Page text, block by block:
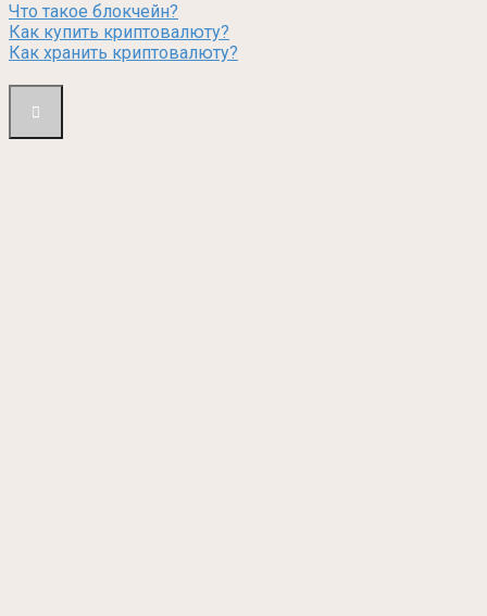
Что такое блокчейн?
Как купить криптовалюту?
Как хранить криптовалюту?